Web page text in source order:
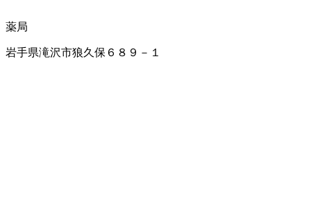
薬局
岩手県滝沢市狼久保６８９－１